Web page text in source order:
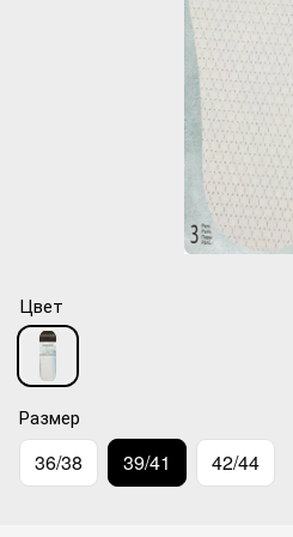
Цвет
Размер
36/38 39/41 42/44